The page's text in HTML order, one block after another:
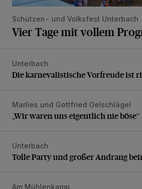
Schützen- und Volksfest Unterbach
Vier Tage mit vollem
Die karnevalistische Vorfreude ist
Unterbach
Die karnevalistische Vorfreude ist
„Wir waren uns eigentlich nie böse“
Marlies und Gottfried Oelschlägel
„Wir waren uns eigentlich nie böse“
Tolle Party und großer Andrang beim
Unterbach
Tolle Party und großer Andrang
Am Mühlenkamp